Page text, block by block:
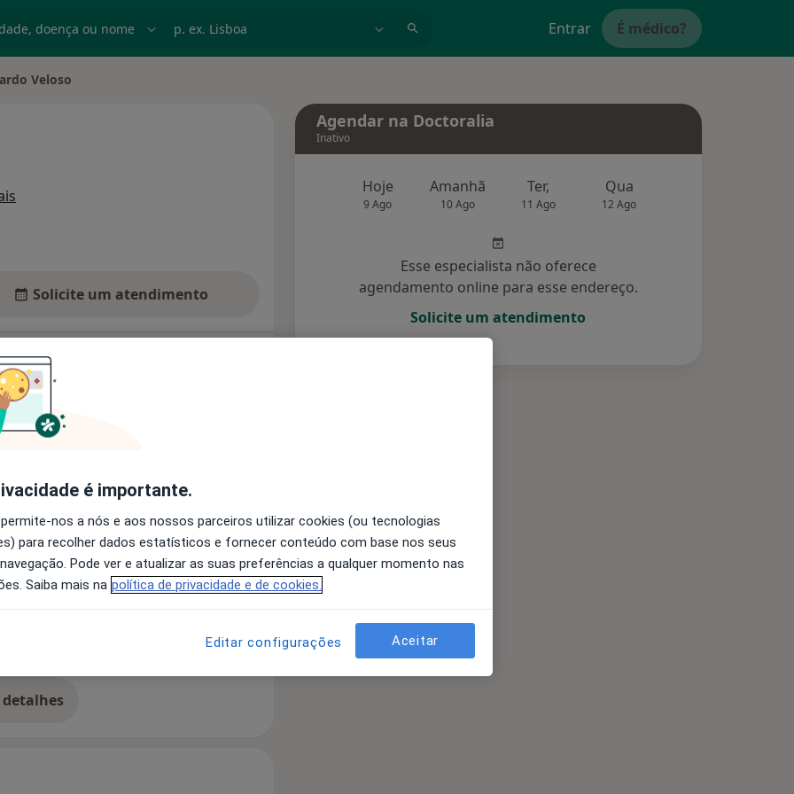
Entrar É médico?
cidade
Veloso
Solicite um atendimento
Opiniões
a experiência
Agendar na Doctoralia
Inativo
Hoje
9 Ago
Amanhã
10 Ago
Ter,
11 Ago
Qua
12 Ago
Esse especialista não oferece
agendamento online para esse endereço.
Solicite um atendimento
é importante.
nos a nós e aos nossos parceiros utilizar cookies (ou tecnologias
para recolher dados estatísticos e fornecer conteúdo com base nos seus
Pode ver e atualizar as suas preferências a qualquer momento nas
Saiba mais na política de privacidade e de cookies.
Editar configurações Aceitar